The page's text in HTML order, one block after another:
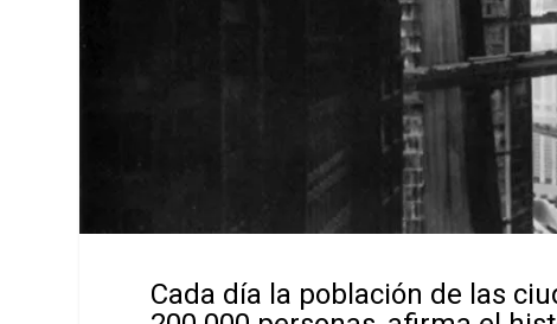
Cada día la población de las